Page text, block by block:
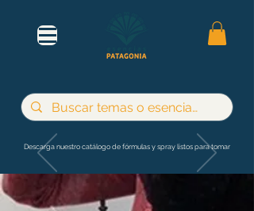
Descarga nuestro catálogo de fórmulas y spray listos para tomar